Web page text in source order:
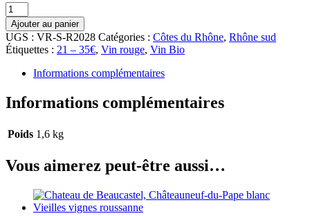
quantité
de
BEAUCASTEL,
Coudoulet
rouge
2023
Ajouter au panier
UGS : VR-S-R2028 Catégories : Côtes du Rhône, Rhône sud
Étiquettes : 21 – 35€, Vin rouge, Vin Bio
Informations complémentaires
Informations complémentaires
Poids 1,6 kg
Vous aimerez peut-être aussi…